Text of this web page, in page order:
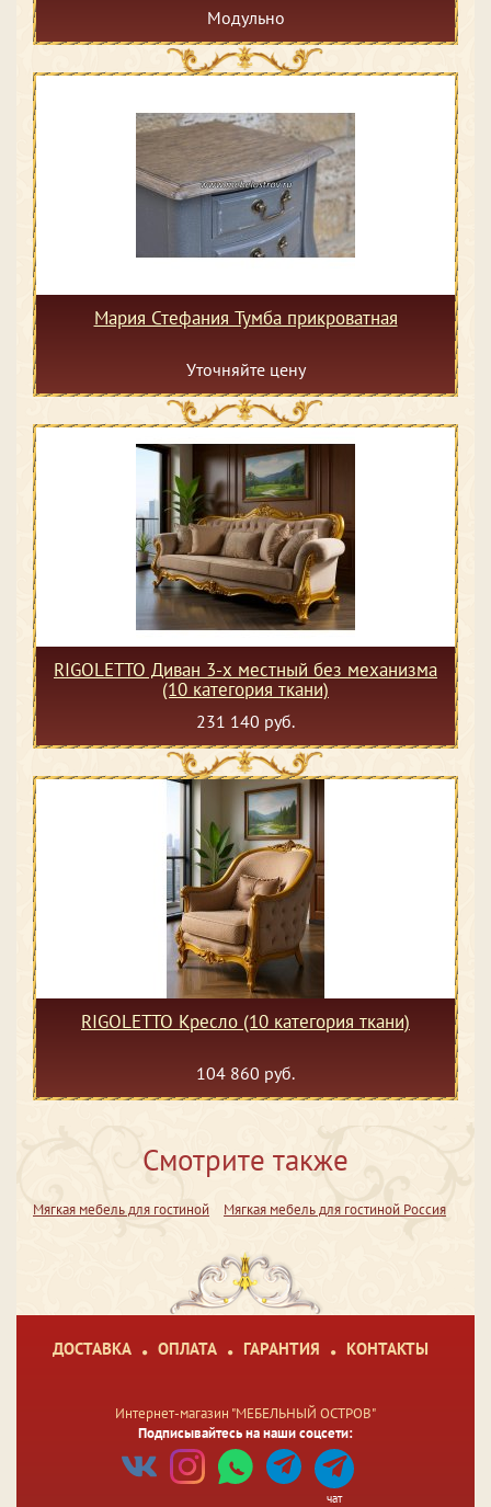
Модульно
Мария Стефания Тумба прикроватная
Уточняйте цену
RIGOLETTO Диван 3-х местный без механизма
(10 категория ткани)
231 140 руб.
RIGOLETTO Кресло (10 категория ткани)
104 860 руб.
Смотрите также
Мягкая мебель для гостиной Мягкая мебель для гостиной Россия
ДОСТАВКА ОПЛАТА ГАРАНТИЯ КОНТАКТЫ
Интернет-магазин "МЕБЕЛЬНЫЙ ОСТРОВ"
Подписывайтесь на наши соцсети:
чат